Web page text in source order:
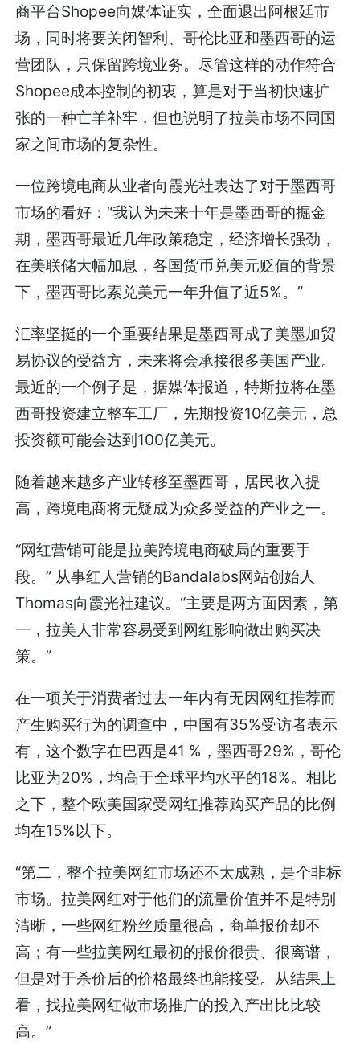
商平台Shopee向媒体证实，全面退出阿根廷市
场，同时将要关闭智利、哥伦比亚和墨西哥的运
营团队，只保留跨境业务。尽管这样的动作符合
Shopee成本控制的初衷，算是对于当初快速扩
张的一种亡羊补牢，但也说明了拉美市场不同国
家之间市场的复杂性。
一位跨境电商从业者向霞光社表达了对于墨西哥
市场的看好：“我认为未来十年是墨西哥的掘金
期，墨西哥最近几年政策稳定，经济增长强劲，
在美联储大幅加息，各国货币兑美元贬值的背景
下，墨西哥比索兑美元一年升值了近5%。”
汇率坚挺的一个重要结果是墨西哥成了美墨加贸
易协议的受益方，未来将会承接很多美国产业。
最近的一个例子是，据媒体报道，特斯拉将在墨
西哥投资建立整车工厂，先期投资10亿美元，总
投资额可能会达到100亿美元。
随着越来越多产业转移至墨西哥，居民收入提
高，跨境电商将无疑成为众多受益的产业之一。
“网红营销可能是拉美跨境电商破局的重要手
段。” 从事红人营销的Bandalabs网站创始人
Thomas向霞光社建议。“主要是两方面因素，第
一，拉美人非常容易受到网红影响做出购买决
策。”
在一项关于消费者过去一年内有无因网红推荐而
产生购买行为的调查中，中国有35%受访者表示
有，这个数字在巴西是41 %，墨西哥29%，哥伦
比亚为20%，均高于全球平均水平的18%。相比
之下，整个欧美国家受网红推荐购买产品的比例
均在15%以下。
“第二，整个拉美网红市场还不太成熟，是个非标
市场。拉美网红对于他们的流量价值并不是特别
清晰，一些网红粉丝质量很高，商单报价却不
高；有一些拉美网红最初的报价很贵、很离谱，
但是对于杀价后的价格最终也能接受。从结果上
看，找拉美网红做市场推广的投入产出比比较
高。”